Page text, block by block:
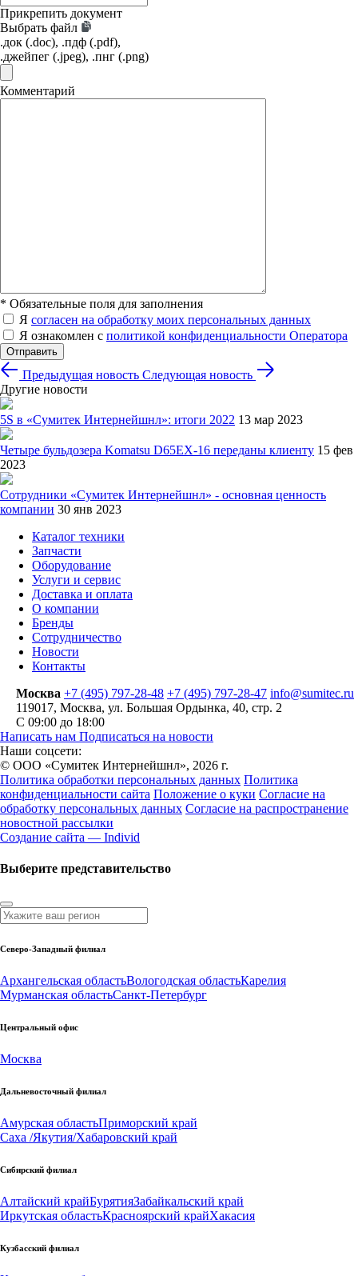
Прикрепить документ
Выбрать файл
.док (.doc), .пдф (.pdf),
.джейпег (.jpeg), .пнг (.png)
Комментарий
* Обязательные поля для заполнения
Я согласен на обработку моих персональных данных
Я ознакомлен с политикой конфиденциальности Оператора
Отправить
Предыдущая новость Следующая новость
Другие новости
5S в «Сумитек Интернейшнл»: итоги 2022 13 мар 2023
Четыре бульдозера Komatsu D65EX-16 переданы клиенту 15 фев
2023
Сотрудники «Сумитек Интернейшнл» - основная ценность
компании 30 янв 2023
Каталог техники
Запчасти
Оборудование
Услуги и сервис
Доставка и оплата
О компании
Бренды
Сотрудничество
Новости
Контакты
Москва +7 (495) 797-28-48 +7 (495) 797-28-47 info@sumitec.ru
119017, Москва, ул. Большая Ордынка, 40, стр. 2
С 09:00 до 18:00
Написать нам Подписаться на новости
Наши соцсети:
© ООО «Сумитек Интернейшнл», 2026 г.
Политика обработки персональных данных Политика
конфиденциальности сайта Положение о куки Согласие на
обработку персональных данных Согласие на распространение
новостной рассылки
Создание сайта — Individ
Выберите представительство
Северо-Западный филиал
Архангельская областьВологодская областьКарелия
Мурманская областьСанкт-Петербург
Центральный офис
Москва
Дальневосточный филиал
Амурская областьПриморский край
Саха /Якутия/Хабаровский край
Сибирский филиал
Алтайский крайБурятияЗабайкальский край
Иркутская областьКрасноярский крайХакасия
Кузбасский филиал